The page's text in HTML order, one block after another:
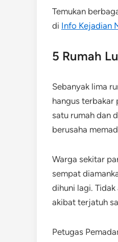
Temukan
di Info Kejadian
5 Rumah
Sebanyak lima
hangus terbakar
satu rumah dan
berusaha
Warga sekitar
sempat
dihuni lagi.
akibat terjatuh
Petugas